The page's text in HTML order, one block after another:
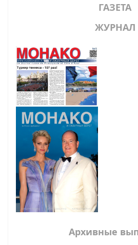
ГАЗЕТА
ЖУРНАЛ
Архивные